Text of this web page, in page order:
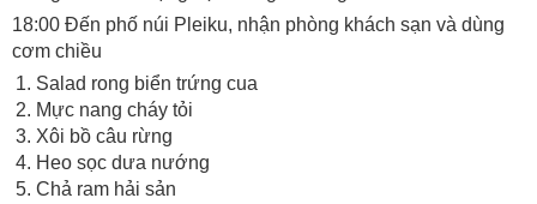
18:00 Đến phố núi Pleiku, nhận phòng khách sạn và dùng
cơm chiều
Salad rong biển trứng cua
Mực nang cháy tỏi
Xôi bồ câu rừng
Heo sọc dưa nướng
Chả ram hải sản